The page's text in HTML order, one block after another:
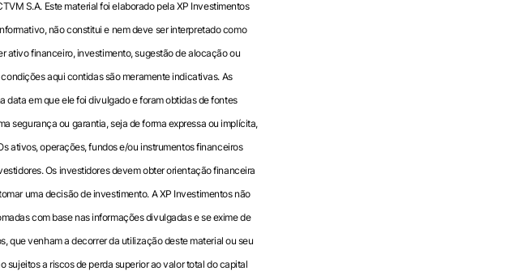
S.A. Este material foi elaborado pela XP Investimentos
não constitui e nem deve ser interpretado como
ativo financeiro, investimento, sugestão de alocação ou
aqui contidas são meramente indicativas. As
em que ele foi divulgado e foram obtidas de fontes
segurança ou garantia, seja de forma expressa ou implícita,
ativos, operações, fundos e/ou instrumentos financeiros
Os investidores devem obter orientação financeira
uma decisão de investimento. A XP Investimentos não
com base nas informações divulgadas e se exime de
que venham a decorrer da utilização deste material ou seu
a riscos de perda superior ao valor total do capital